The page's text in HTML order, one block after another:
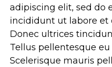
adipiscing elit, sed do
incididunt ut labore et
Donec ultrices
Tellus pellentesque
Scelerisque mauris